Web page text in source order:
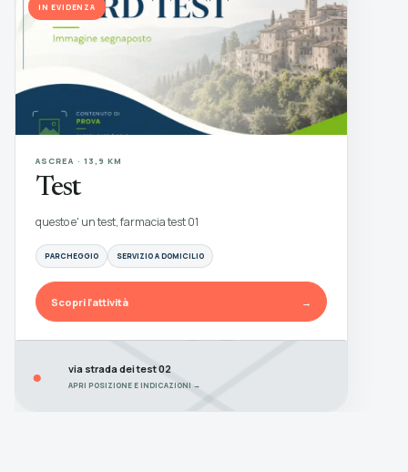
IN EVIDENZA
ASCREA · 13,9 KM
Test
questo e' un test, farmacia test 01
PARCHEGGIO SERVIZIO A DOMICILIO
Scopri l’attività →
● via strada dei test 02
APRI POSIZIONE E INDICAZIONI →